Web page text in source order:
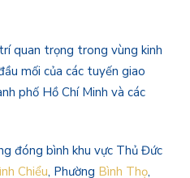
quan trọng trong vùng kinh
mối của các tuyến giao
phố Hồ Chí Minh và các
đóng bình khu vực Thủ Đức
Chiểu, Phường Bình Thọ,